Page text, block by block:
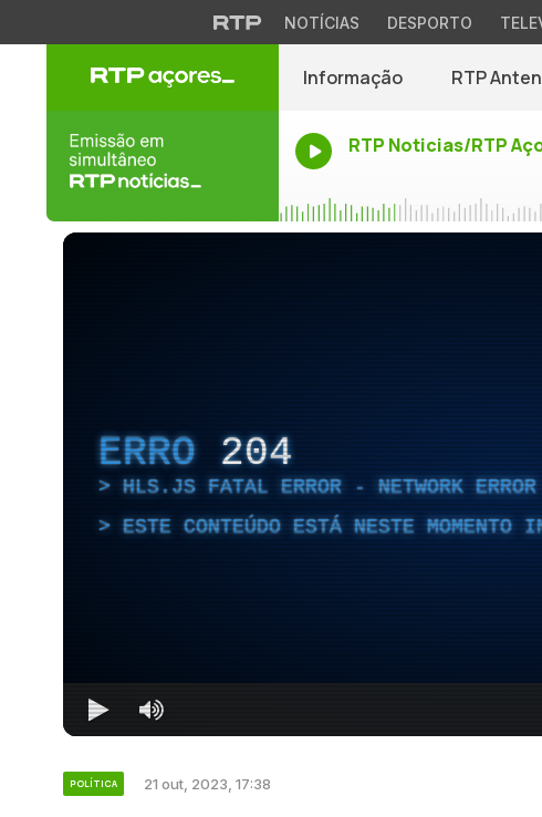
NOTÍCIAS DESPORTO
Informação RTP
RTP Noticias/RTP
ERRO 204
HLS.JS FATAL ERROR - NETWORK ERROR
ESTE CONTEÚDO ESTÁ NESTE MOMENTO
POLÍTICA 21 out, 2023, 17:38